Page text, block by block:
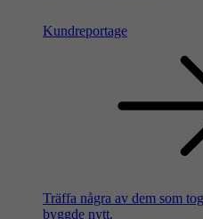
Kundreportage
Träffa några av dem som
byggde nytt.